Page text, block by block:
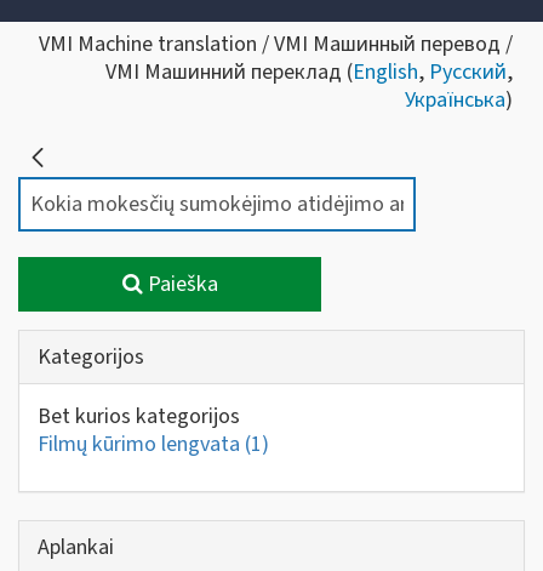
VMI Machine translation / VMI Машинный перевод /
VMI Машинний переклад (English, Русский,
Українська)
Paieška
Kategorijos
Bet kurios kategorijos
Filmų kūrimo lengvata (1)
Aplankai